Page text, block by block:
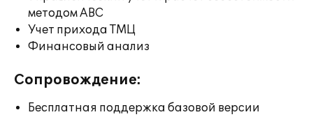
методом ABC
Учет прихода ТМЦ
Финансовый анализ
Сопровождение:
Бесплатная поддержка базовой версии